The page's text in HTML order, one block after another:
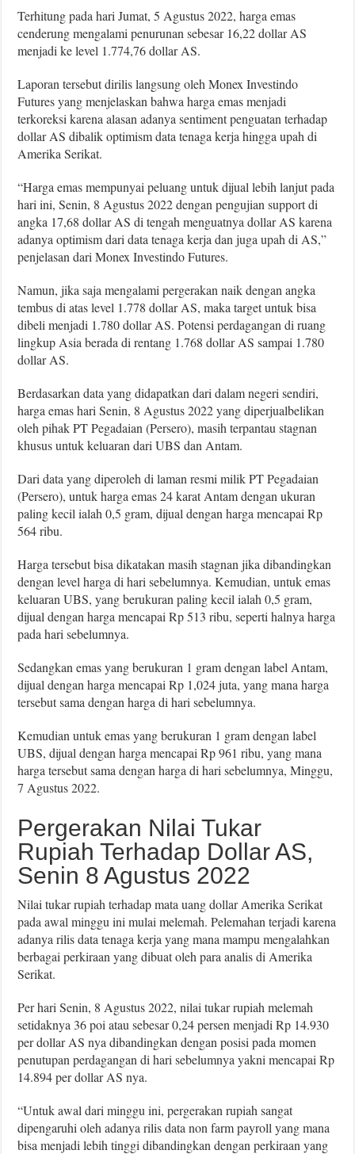
Terhitung pada hari Jumat, 5 Agustus 2022, harga emas
cenderung mengalami penurunan sebesar 16,22 dollar AS
menjadi ke level 1.774,76 dollar AS.
Laporan tersebut dirilis langsung oleh Monex Investindo
Futures yang menjelaskan bahwa harga emas menjadi
terkoreksi karena alasan adanya sentiment penguatan terhadap
dollar AS dibalik optimism data tenaga kerja hingga upah di
Amerika Serikat.
“Harga emas mempunyai peluang untuk dijual lebih lanjut pada
hari ini, Senin, 8 Agustus 2022 dengan pengujian support di
angka 17,68 dollar AS di tengah menguatnya dollar AS karena
adanya optimism dari data tenaga kerja dan juga upah di AS,”
penjelasan dari Monex Investindo Futures.
Namun, jika saja mengalami pergerakan naik dengan angka
tembus di atas level 1.778 dollar AS, maka target untuk bisa
dibeli menjadi 1.780 dollar AS. Potensi perdagangan di ruang
lingkup Asia berada di rentang 1.768 dollar AS sampai 1.780
dollar AS.
Berdasarkan data yang didapatkan dari dalam negeri sendiri,
harga emas hari Senin, 8 Agustus 2022 yang diperjualbelikan
oleh pihak PT Pegadaian (Persero), masih terpantau stagnan
khusus untuk keluaran dari UBS dan Antam.
Dari data yang diperoleh di laman resmi milik PT Pegadaian
(Persero), untuk harga emas 24 karat Antam dengan ukuran
paling kecil ialah 0,5 gram, dijual dengan harga mencapai Rp
564 ribu.
Harga tersebut bisa dikatakan masih stagnan jika dibandingkan
dengan level harga di hari sebelumnya. Kemudian, untuk emas
keluaran UBS, yang berukuran paling kecil ialah 0,5 gram,
dijual dengan harga mencapai Rp 513 ribu, seperti halnya harga
pada hari sebelumnya.
Sedangkan emas yang berukuran 1 gram dengan label Antam,
dijual dengan harga mencapai Rp 1,024 juta, yang mana harga
tersebut sama dengan harga di hari sebelumnya.
Kemudian untuk emas yang berukuran 1 gram dengan label
UBS, dijual dengan harga mencapai Rp 961 ribu, yang mana
harga tersebut sama dengan harga di hari sebelumnya, Minggu,
7 Agustus 2022.
Pergerakan Nilai Tukar
Rupiah Terhadap Dollar AS,
Senin 8 Agustus 2022
Nilai tukar rupiah terhadap mata uang dollar Amerika Serikat
pada awal minggu ini mulai melemah. Pelemahan terjadi karena
adanya rilis data tenaga kerja yang mana mampu mengalahkan
berbagai perkiraan yang dibuat oleh para analis di Amerika
Serikat.
Per hari Senin, 8 Agustus 2022, nilai tukar rupiah melemah
setidaknya 36 poi atau sebesar 0,24 persen menjadi Rp 14.930
per dollar AS nya dibandingkan dengan posisi pada momen
penutupan perdagangan di hari sebelumnya yakni mencapai Rp
14.894 per dollar AS nya.
“Untuk awal dari minggu ini, pergerakan rupiah sangat
dipengaruhi oleh adanya rilis data non farm payroll yang mana
bisa menjadi lebih tinggi dibandingkan dengan perkiraan yang